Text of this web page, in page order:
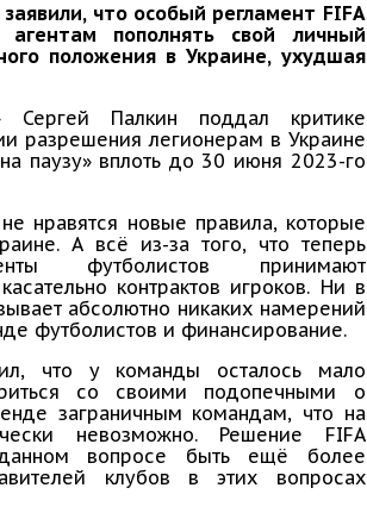
что особый регламент FIFA
агентам пополнять свой личный
положения в Украине, ухудшая
Сергей Палкин поддал критике
разрешения легионерам в Украине
паузу» вплоть до 30 июня 2023-го
нравятся новые правила, которые
А всё из-за того, что теперь
футболистов принимают
контрактов игроков. Ни в
абсолютно никаких намерений
футболистов и финансирование.
что у команды осталось мало
со своими подопечными о
заграничным командам, что на
невозможно. Решение FIFA
вопросе быть ещё более
клубов в этих вопросах